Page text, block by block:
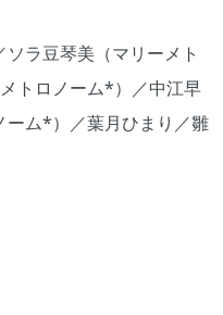
ラ豆琴美（マリーメト
トロノーム*）／中江早
ーム*）／葉月ひまり／雛